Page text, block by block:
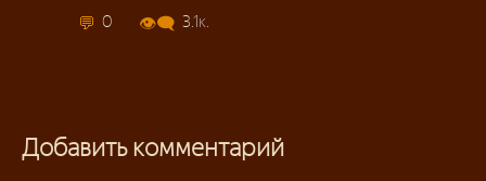
0 3.1к.
Добавить комментарий